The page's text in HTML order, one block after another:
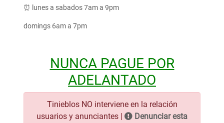
⏰ lunes a sabados 7am a 9pm
domings 6am a 7pm
NUNCA PAGUE POR
ADELANTADO
Tinieblos NO interviene en la relación
usuarios y anunciantes |
Denunciar esta